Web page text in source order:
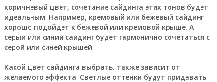
коричневый цвет, сочетание сайдинга этих тонов будет
идеальным. Например, кремовый или бежевый сайдинг
хорошо подойдет к бежевой или кремовой крыше. А
серый или синий сайдинг будет гармонично сочетаться с
серой или синей крышей.
Какой цвет сайдинга выбрать, также зависит от
желаемого эффекта. Светлые оттенки будут придавать